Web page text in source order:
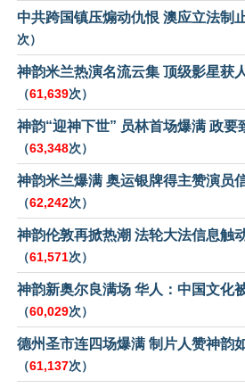
中共跨国镇压煽动仇恨 澳应立法制
次）
神韵米兰热演名流云集 顶级影星获
（61,639次）
神韵“迎神下世” 员林首场爆满 政要
（63,348次）
神韵米兰爆满 奥运银牌得主赞演员
（62,242次）
神韵伦敦再掀热潮 法轮大法信息触
（61,571次）
神韵新奥尔良满场 华人：中国文化
（60,029次）
德州圣市连四场爆满 制片人赞神韵
（61,137次）